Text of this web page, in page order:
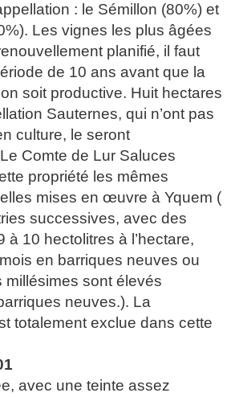
: le Sémillon (80%) et
Les vignes les plus âgées
planifié, il faut
de 10 ans avant que la
soit productive. Huit hectares
Sauternes, qui n’ont pas
culture, le seront
Comte de Lur Saluces
propriété les mêmes
mises en œuvre à Yquem (
successives, avec des
à 10 hectolitres à l’hectare,
en barriques neuves ou
millésimes sont élevés
neuves.). La
totalement exclue dans cette
avec une teinte assez